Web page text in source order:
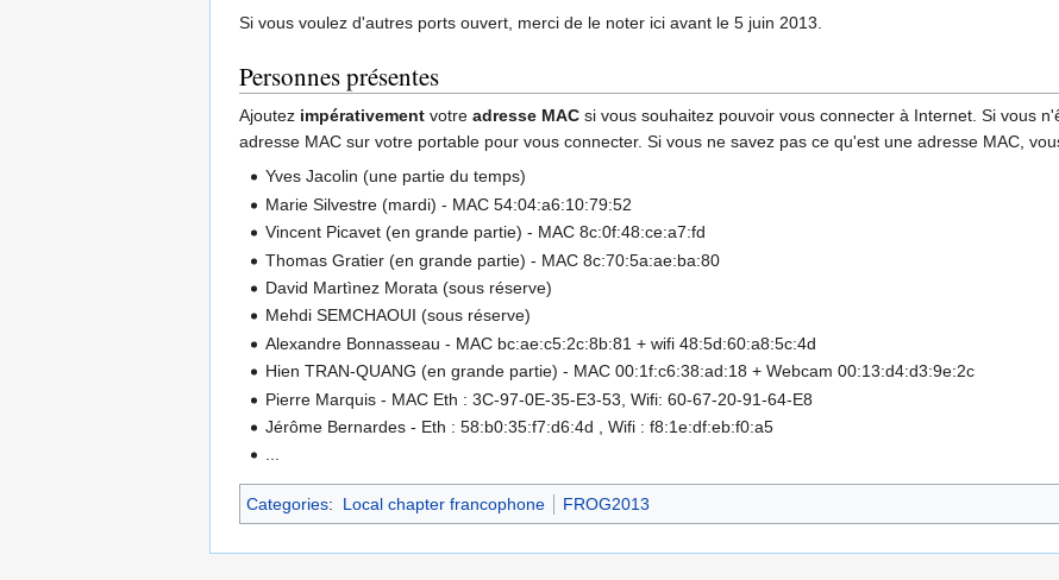
Si vous voulez d'autres ports ouvert, merci de le noter ici avant le 5 juin 2013.
Personnes présentes
Ajoutez impérativement votre adresse MAC si vous souhaitez pouvoir vous connecter à Internet. Si vous
adresse MAC sur votre portable pour vous connecter. Si vous ne savez pas ce qu'est une adresse MAC,
Yves Jacolin (une partie du temps)
Marie Silvestre (mardi) - MAC 54:04:a6:10:79:52
Vincent Picavet (en grande partie) - MAC 8c:0f:48:ce:a7:fd
Thomas Gratier (en grande partie) - MAC 8c:70:5a:ae:ba:80
David Martìnez Morata (sous réserve)
Mehdi SEMCHAOUI (sous réserve)
Alexandre Bonnasseau - MAC bc:ae:c5:2c:8b:81 + wifi 48:5d:60:a8:5c:4d
Hien TRAN-QUANG (en grande partie) - MAC 00:1f:c6:38:ad:18 + Webcam 00:13:d4:d3:9e:2c
Pierre Marquis - MAC Eth : 3C-97-0E-35-E3-53, Wifi: 60-67-20-91-64-E8
Jérôme Bernardes - Eth : 58:b0:35:f7:d6:4d , Wifi : f8:1e:df:eb:f0:a5
...
Categories: Local chapter francophone FROG2013